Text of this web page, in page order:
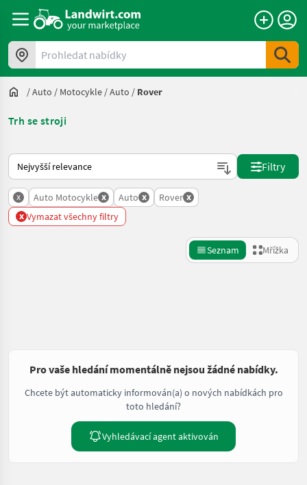
Prohledat nabídky
/Auto / Motocykle /Auto / Rover
Trh se stroji
Takto se řadí nabídky na Landwirt.com
Filtry
x Auto Motocykle x Auto x Rover x
x Vymazat všechny filtry
Seznam Mřížka
Pro vaše hledání momentálně nejsou žádné nabídky.
Chcete být automaticky informován(a) o nových nabídkách pro
toto hledání?
Vyhledávací agent aktivován